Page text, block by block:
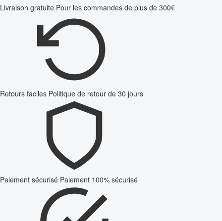
Livraison gratuite Pour les commandes de plus de 300€
Retours faciles Politique de retour de 30 jours
Paiement sécurisé Paiement 100% sécurisé